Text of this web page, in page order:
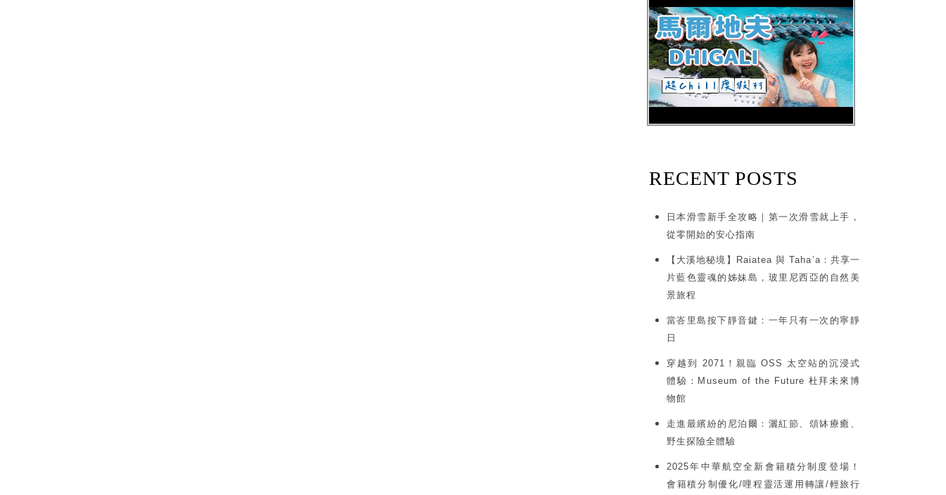
RECENT POSTS
日本滑雪新手全攻略｜第一次滑雪就上手，
從零開始的安心指南
【大溪地秘境】Raiatea 與 Taha’a：共享一
片藍色靈魂的姊妹島，玻里尼西亞的自然美
景旅程
當峇里島按下靜音鍵：一年只有一次的寧靜
日
穿越到 2071！親臨 OSS 太空站的沉浸式
體驗：Museum of the Future 杜拜未來博
物館
走進最繽紛的尼泊爾：灑紅節、頌缽療癒、
野生探險全體驗
2025年中華航空全新會籍積分制度登場！
會籍積分制優化/哩程靈活運用轉讓/輕旅行